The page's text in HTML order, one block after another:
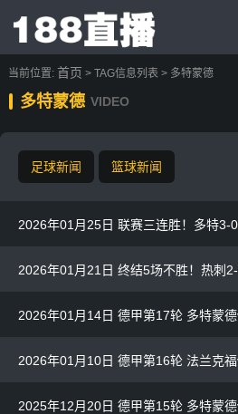
当前位置: 首页 > TAG信息列表 > 多特蒙德
多特蒙德 VIDEO
足球新闻 篮球新闻
2026年01月14日 德甲第17轮 多特蒙
2026年01月10日 德甲第16轮 法兰克
2025年12月20日 德甲第15轮 多特蒙